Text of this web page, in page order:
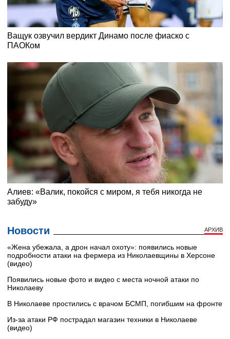
Новости АРХИВ
«Жена убежала, а дрон начал охоту»: появились новые
подробности атаки на фермера из Николаевщины в Херсоне
(видео)
Появились новые фото и видео с места ночной атаки по
Николаеву
В Николаеве простились с врачом БСМП, погибшим на фронте
Из-за атаки РФ пострадал магазин техники в Николаеве
(видео)